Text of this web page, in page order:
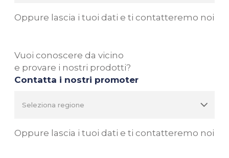
Oppure lascia i tuoi dati e ti contatteremo noi
Vuoi conoscere da vicino
e provare i nostri prodotti?
Contatta i nostri promoter
Oppure lascia i tuoi dati e ti contatteremo noi